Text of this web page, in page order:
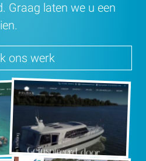
Graag laten we u een
ons werk